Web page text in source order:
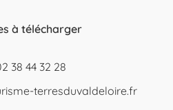
à télécharger
38 44 32 28
terresduvaldeloire.fr